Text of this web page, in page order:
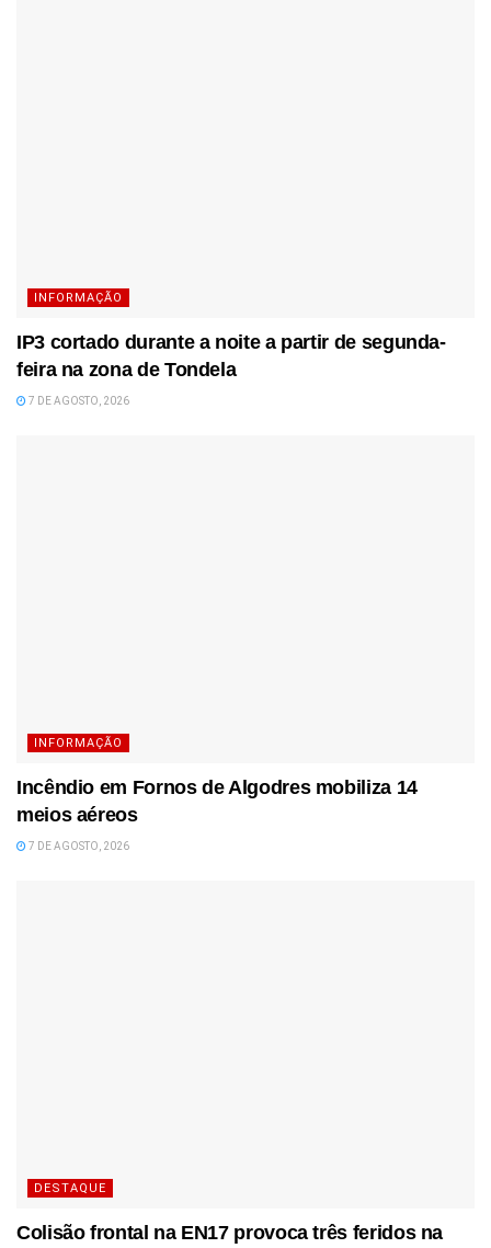
INFORMAÇÃO
IP3 cortado durante a noite a partir de segunda-
feira na zona de Tondela
7 DE AGOSTO, 2026
INFORMAÇÃO
Incêndio em Fornos de Algodres mobiliza 14
meios aéreos
7 DE AGOSTO, 2026
DESTAQUE
Colisão frontal na EN17 provoca três feridos na